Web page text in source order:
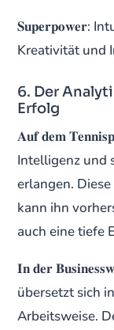
𝐒𝐮𝐩𝐞𝐫𝐩𝐨𝐰𝐞𝐫:
Kreativität und
6. Der
Erfolg
𝐀𝐮𝐟 𝐝𝐞𝐦
Intelligenz und
erlangen.
kann ihn
auch eine tiefe
𝐈𝐧 𝐝𝐞𝐫
übersetzt sich
Arbeitsweise.